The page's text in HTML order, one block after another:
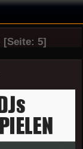
[Seite: 5]